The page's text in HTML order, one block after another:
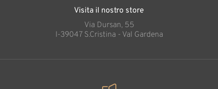
Visita il nostro store
Via Dursan, 55
l-39047 S.Cristina - Val Gardena